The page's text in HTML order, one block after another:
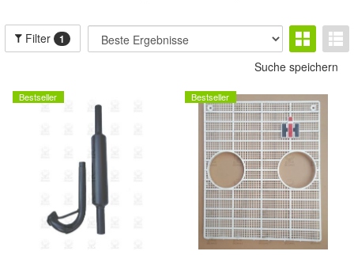
Filter 1
Suche speichern
Bestseller Bestseller